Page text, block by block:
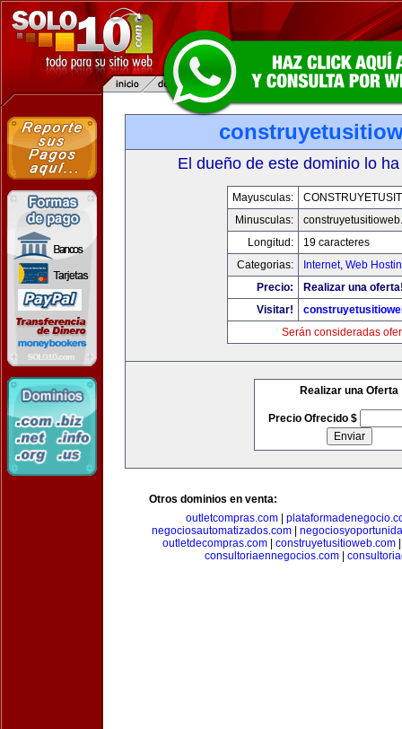
El dueño de este dominio lo
Mayusculas:
Minusculas:
Longitud:
19 caracteres
Categorias:
Internet, Web
Precio:
Realizar una
Visitar!
Serán consideradas
Realizar una Oferta
Precio Ofrecido $
Otros dominios en venta:
outletcompras.com
negociosautomatizados.com|
outletdecompras.com
construyetusitioweb.com
consultoriaennegocios.com